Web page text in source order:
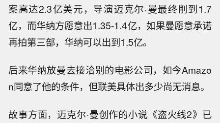
案高达2.3亿美元，导演迈克尔·曼最终削到1.7
亿，而华纳方愿意出1.35-1.4亿，如果曼愿意承诺
再拍第三部，华纳可以出到1.5亿。
后来华纳放曼去接洽别的电影公司，如今Amazo
n同意了他的条件，但联美具体出多少尚无消息。
故事方面，迈克尔·曼创作的小说《盗火线2》已